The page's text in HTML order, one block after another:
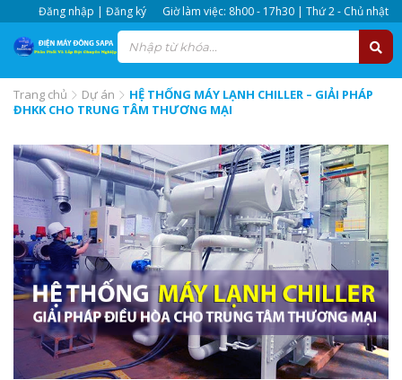
Đăng nhập | Đăng ký Giờ làm việc: 8h00 - 17h30 | Thứ 2 - Chủ nhật
Trang chủ Dự án
HỆ THỐNG MÁY LẠNH CHILLER – GIẢI PHÁP
ĐHKK CHO TRUNG TÂM THƯƠNG MẠI